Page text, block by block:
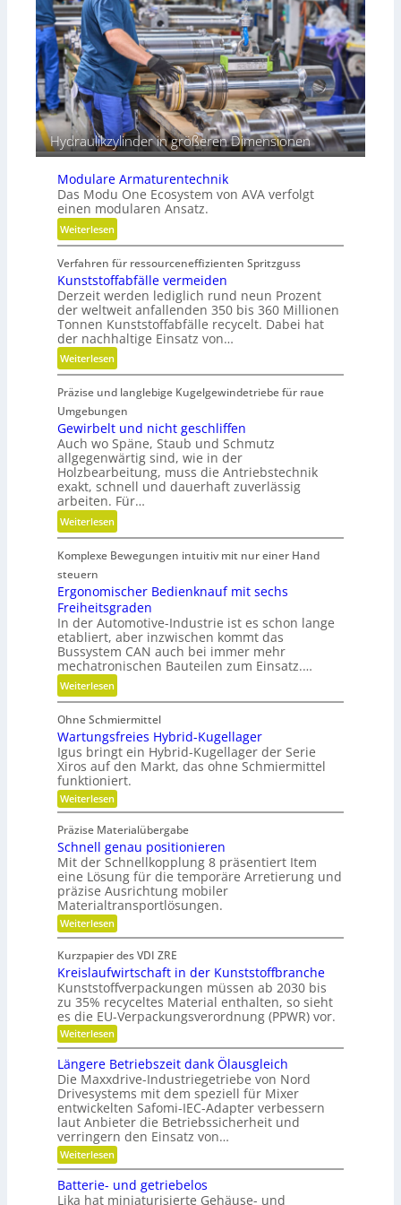
e
s
s
e
e
i
b
e
r
Hydraulikzylinder in größeren Dimensionen
Modulare Armaturentechnik
Das Modu One Ecosystem von AVA verfolgt
einen modularen Ansatz.
Weiterlesen:
M
o
d
u
l
a
r
e
r
m
a
t
u
r
e
t
e
h
n
i
k
Verfahren für ressourceneffizienten Spritzguss
Kunststoffabfälle vermeiden
Derzeit werden lediglich rund neun Prozent
der weltweit anfallenden 350 bis 360 Millionen
Tonnen Kunststoffabfälle recycelt. Dabei hat
der nachhaltige Einsatz von…
Weiterlesen:
K
u
n
s
t
s
t
o
f
f
b
ä
l
l
e
v
r
m
e
i
d
e
n
Präzise und langlebige Kugelgewindetriebe für raue
Umgebungen
Gewirbelt und nicht geschliffen
Auch wo Späne, Staub und Schmutz
allgegenwärtig sind, wie in der
Holzbearbeitung, muss die Antriebstechnik
exakt, schnell und dauerhaft zuverlässig
arbeiten. Für…
Weiterlesen:
G
e
i
r
b
e
l
t
u
d
n
i
c
h
t
g
e
s
c
h
l
i
e
n
Komplexe Bewegungen intuitiv mit nur einer Hand
steuern
Ergonomischer Bedienknauf mit sechs
Freiheitsgraden
In der Automotive-Industrie ist es schon lange
etabliert, aber inzwischen kommt das
Bussystem CAN auch bei immer mehr
mechatronischen Bauteilen zum Einsatz.…
Weiterlesen:
E
r
g
o
n
o
m
s
c
h
e
r
B
e
d
i
e
n
k
n
a
u
f
m
i
t
s
c
Ohne Schmiermittel
Wartungsfreies Hybrid-Kugellager
Igus bringt ein Hybrid-Kugellager der Serie
Xiros auf den Markt, das ohne Schmiermittel
funktioniert.
Weiterlesen:
W
r
t
u
n
g
s
f
r
e
e
s
H
y
b
r
i
d
-
K
u
g
e
l
l
a
g
e
r
Präzise Materialübergabe
Schnell genau positionieren
Mit der Schnellkopplung 8 präsentiert Item
eine Lösung für die temporäre Arretierung und
präzise Ausrichtung mobiler
Materialtransportlösungen.
Weiterlesen:
S
h
n
e
l
l
g
e
n
a
u
p
o
s
i
t
i
o
n
i
e
Kurzpapier des VDI ZRE
Kreislaufwirtschaft in der Kunststoffbranche
Kunststoffverpackungen müssen ab 2030 bis
zu 35% recyceltes Material enthalten, so sieht
es die EU-Verpackungsverordnung (PPWR) vor.
Weiterlesen:
K
r
e
i
s
l
a
u
f
w
i
r
t
Längere Betriebszeit dank Ölausgleich
Die Maxxdrive-Industriegetriebe von Nord
Drivesystems mit dem speziell für Mixer
entwickelten Safomi-IEC-Adapter verbessern
laut Anbieter die Betriebssicherheit und
verringern den Einsatz von…
Weiterlesen:
L
n
Batterie- und getriebelos
Lika hat miniaturisierte Gehäuse- und